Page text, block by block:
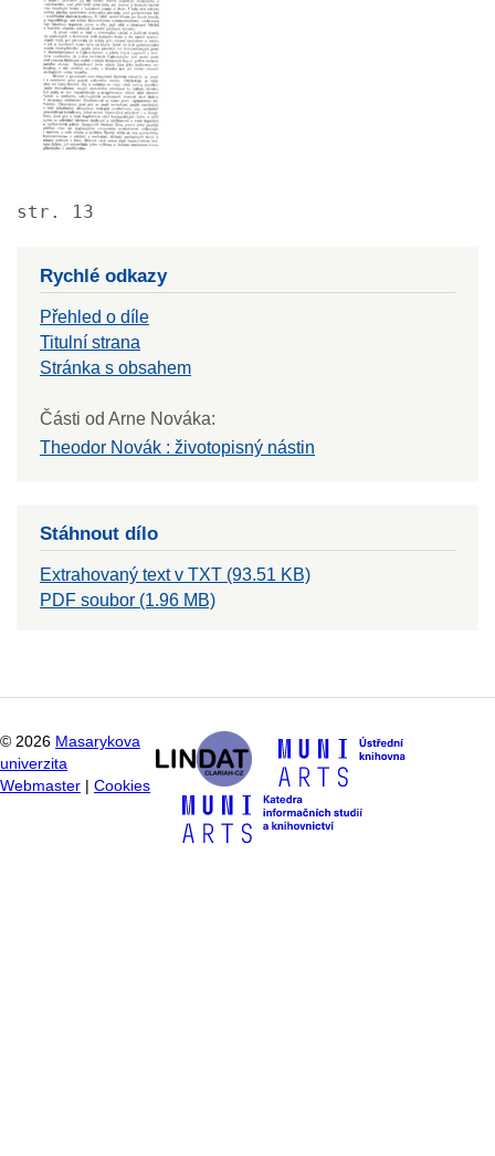
str. 13
Rychlé odkazy
Přehled o díle
Titulní strana
Stránka s obsahem
Části od Arne Nováka:
Theodor Novák : životopisný nástin
Stáhnout dílo
Extrahovaný text v TXT (93.51 KB)
PDF soubor (1.96 MB)
© 2026 Masarykova
univerzita
Webmaster
Cookies